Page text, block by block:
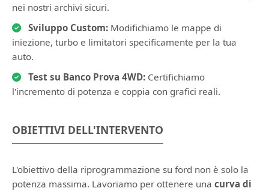
nei nostri archivi sicuri.
Sviluppo Custom: Modifichiamo le mappe di
iniezione, turbo e limitatori specificamente per la tua
auto.
Test su Banco Prova 4WD: Certifichiamo
l'incremento di potenza e coppia con grafici reali.
OBIETTIVI DELL'INTERVENTO
L'obiettivo della riprogrammazione su ford non è solo la
potenza massima. Lavoriamo per ottenere una curva di